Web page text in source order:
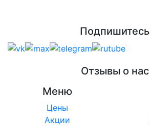
Подпишитесь
Отзывы о нас
Меню
Цены
Акции